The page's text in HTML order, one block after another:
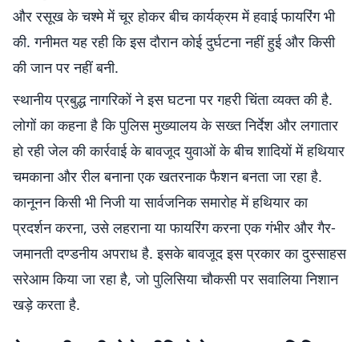
और रसूख के चश्मे में चूर होकर बीच कार्यक्रम में हवाई फायरिंग भी
की. गनीमत यह रही कि इस दौरान कोई दुर्घटना नहीं हुई और किसी
की जान पर नहीं बनी.
स्थानीय प्रबुद्ध नागरिकों ने इस घटना पर गहरी चिंता व्यक्त की है.
लोगों का कहना है कि पुलिस मुख्यालय के सख्त निर्देश और लगातार
हो रही जेल की कार्रवाई के बावजूद युवाओं के बीच शादियों में हथियार
चमकाना और रील बनाना एक खतरनाक फैशन बनता जा रहा है.
कानूनन किसी भी निजी या सार्वजनिक समारोह में हथियार का
प्रदर्शन करना, उसे लहराना या फायरिंग करना एक गंभीर और गैर-
जमानती दण्डनीय अपराध है. इसके बावजूद इस प्रकार का दुस्साहस
सरेआम किया जा रहा है, जो पुलिसिया चौकसी पर सवालिया निशान
खड़े करता है.